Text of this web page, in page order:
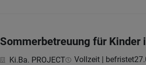
Sommerbetreuung für Kinder
Ki.Ba. PROJECT Vollzeit | befristet